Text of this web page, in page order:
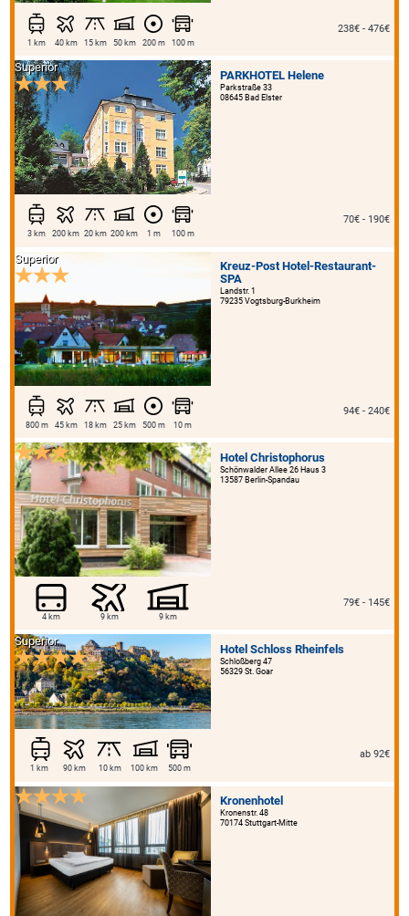
1 km 40 km 15 km 50 km 200 m 100 m
238€ - 476€
PARKHOTEL Helene
Parkstraße 33
08645 Bad Elster
Superior
3 km 200 km 20 km 200 km 1 m 100 m
70€ - 190€
Kreuz-Post Hotel-Restaurant-
SPA
Landstr. 1
79235 Vogtsburg-Burkheim
Superior
800 m 45 km 18 km 25 km 500 m 10 m
94€ - 240€
Hotel Christophorus
Schönwalder Allee 26 Haus 3
13587 Berlin-Spandau
4 km 9 km 9 km
79€ - 145€
Hotel Schloss Rheinfels
Schloßberg 47
56329 St. Goar
Superior
1 km 90 km 10 km 100 km 500 m
ab 92€
Kronenhotel
Kronenstr. 48
70174 Stuttgart-Mitte